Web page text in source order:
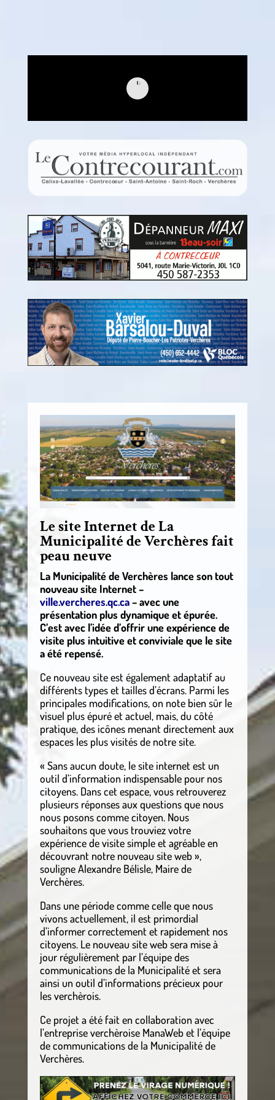
Le site Internet de La
Municipalité de Verchères fait
peau neuve
La Municipalité de Verchères lance son tout
nouveau site Internet –
ville.vercheres.qc.ca– avec une
présentation plus dynamique et épurée.
C’est avec l’idée d’offrir une expérience de
visite plus intuitive et conviviale que le site
a été repensé.
Ce nouveau site est également adaptatif au
différents types et tailles d’écrans. Parmi les
principales modifications, on note bien sûr le
visuel plus épuré et actuel, mais, du côté
pratique, des icônes menant directement aux
espaces les plus visités de notre site.
« Sans aucun doute, le site internet est un
outil d’information indispensable pour nos
citoyens. Dans cet espace, vous retrouverez
plusieurs réponses aux questions que nous
nous posons comme citoyen. Nous
souhaitons que vous trouviez votre
expérience de visite simple et agréable en
découvrant notre nouveau site web »,
souligne Alexandre Bélisle, Maire de
Verchères.
Dans une période comme celle que nous
vivons actuellement, il est primordial
d’informer correctement et rapidement nos
citoyens. Le nouveau site web sera mise à
jour régulièrement par l’équipe des
communications de la Municipalité et sera
ainsi un outil d’informations précieux pour
les verchèrois.
Ce projet a été fait en collaboration avec
l’entreprise verchèroise ManaWeb et l’équipe
de communications de la Municipalité de
Verchères.